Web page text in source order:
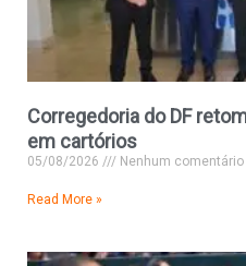
Corregedoria do DF
em cartórios
05/08/2026 Nenhum comentário
Read More »